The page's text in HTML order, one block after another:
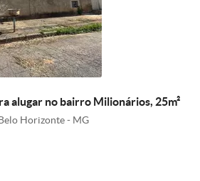
alugar no bairro Milionários, 25m²
Horizonte - MG